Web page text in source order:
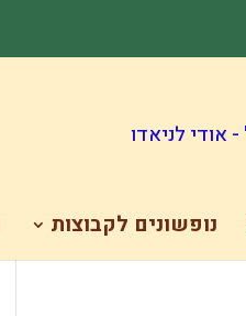
נופשונים לקבוצות